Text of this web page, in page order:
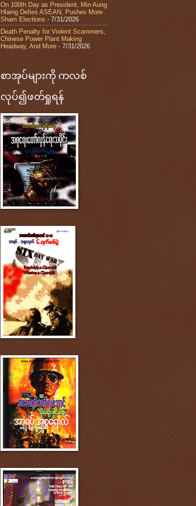
On 100th Day as President, Min Aung
Hlaing Defies ASEAN, Pushes More
Sham Elections - 7/31/2026
Death Penalty for Violent Scammers,
Chinese Power Plant Making
Headway, And More - 7/31/2026
စာအုပ်များကို ကလစ်
လုပ်၍ဖတ်ရှုရန်